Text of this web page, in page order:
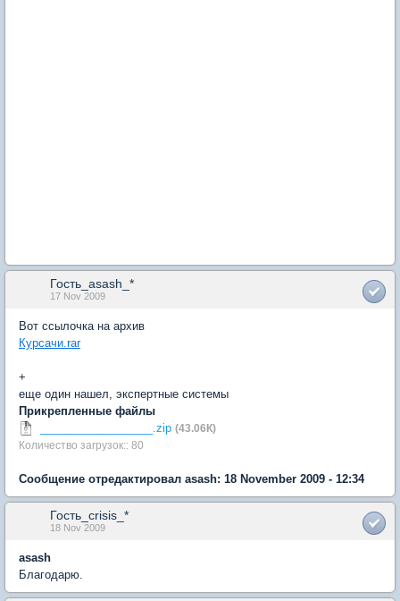
Гость_asash_*
17 Nov 2009
Вот ссылочка на архив
Курсачи.rar
+
еще один нашел, экспертные системы
Прикрепленные файлы
__________________.zip (43.06К)
Количество загрузок:: 80
Сообщение отредактировал asash: 18 November 2009 - 12:34
Гость_crisis_*
18 Nov 2009
asash
Благодарю.